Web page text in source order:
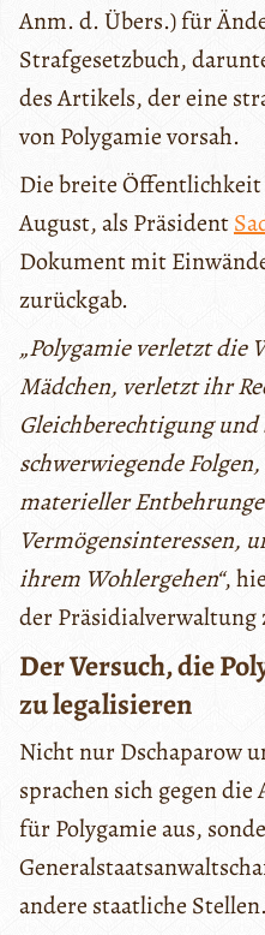
Anm. d. Übers.) für
Strafgesetzbuch,
des Artikels, der eine
von Polygamie vorsah.
Die breite
August, als Präsident
Dokument mit
zurückgab.
„Polygamie verletzt die
Mädchen, verletzt ihr
Gleichberechtigung
schwerwiegende
materieller
Vermögensinteressen,
ihrem Wohlergehen“,
der Präsidialverwaltung
Der Versuch, die
zu legalisieren
Nicht nur Dschaparow
sprachen sich gegen
für Polygamie aus,
andere staatliche Stellen.